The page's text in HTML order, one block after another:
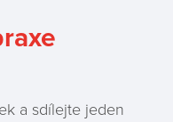
a sdílejte jeden